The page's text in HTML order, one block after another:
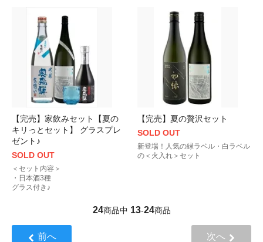
【完売】家飲みセット【夏の
キリっとセット】 グラスプレ
ゼント♪
SOLD OUT
＜セット内容＞
・日本酒3種
グラス付き♪
【完売】夏の贅沢セット
SOLD OUT
新登場！人気の緑ラベル・白ラベル
の＜火入れ＞セット
24商品中 13-24商品
前へ 次へ